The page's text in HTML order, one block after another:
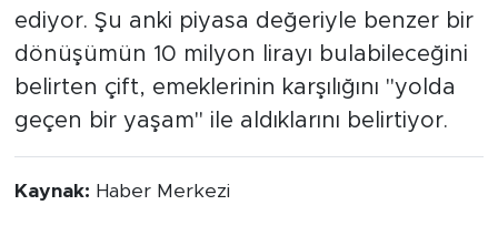
ediyor. Şu anki piyasa değeriyle benzer bir
dönüşümün 10 milyon lirayı bulabileceğini
belirten çift, emeklerinin karşılığını "yolda
geçen bir yaşam" ile aldıklarını belirtiyor.
Kaynak: Haber Merkezi